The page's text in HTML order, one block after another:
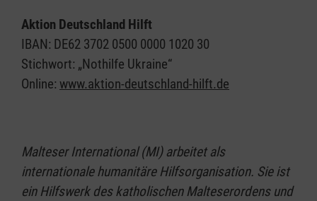
Aktion Deutschland Hilft
IBAN: DE62 3702 0500 0000 1020 30
Stichwort: „Nothilfe Ukraine“
Online: www.aktion-deutschland-hilft.de
Malteser International (MI) arbeitet als
internationale humanitäre Hilfsorganisation. Sie ist
ein Hilfswerk des katholischen Malteserordens und